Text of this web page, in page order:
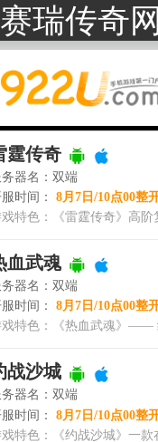
赛瑞传奇网